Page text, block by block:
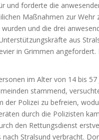
und forderte die
Maßnahmen zur
und die drei
aus
in Grimmen
im Alter von 14 bis
stammend,
der Polizei zu befreien,
durch die Polizisten
den Rettungsdienst
nach Stralsund verbracht.